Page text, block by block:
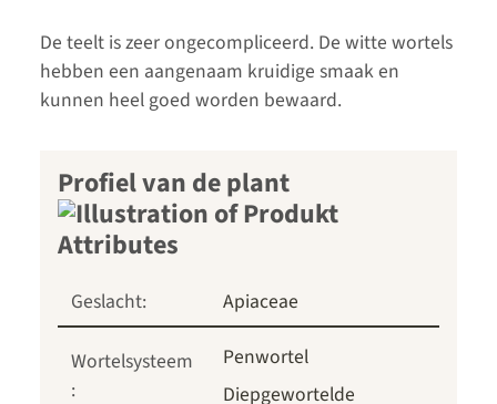
De teelt is zeer ongecompliceerd. De witte wortels
hebben een aangenaam kruidige smaak en
kunnen heel goed worden bewaard.
Profiel van de plant
Geslacht: Apiaceae
Wortelsysteem
:
Penwortel
Diepgewortelde